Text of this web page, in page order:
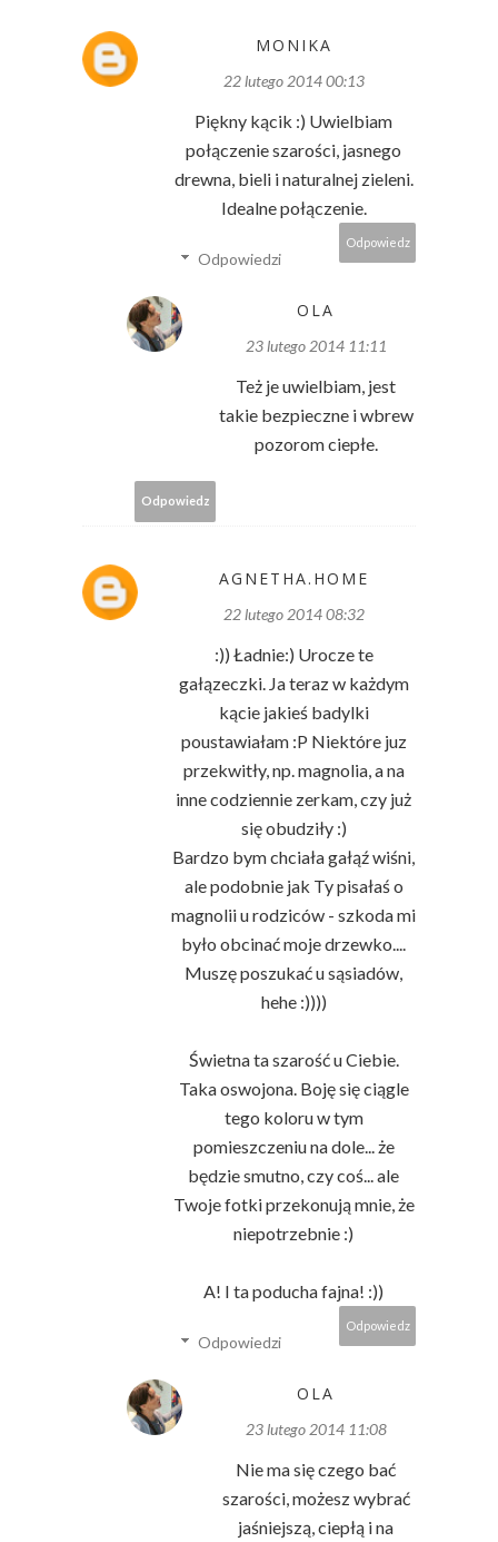
MONIKA
22 lutego 2014 00:13
Piękny kącik :) Uwielbiam
połączenie szarości, jasnego
drewna, bieli i naturalnej zieleni.
Idealne połączenie.
Odpowiedz
Odpowiedzi
OLA
23 lutego 2014 11:11
Też je uwielbiam, jest
takie bezpieczne i wbrew
pozorom ciepłe.
Odpowiedz
AGNETHA.HOME
22 lutego 2014 08:32
:)) Ładnie:) Urocze te
gałązeczki. Ja teraz w każdym
kącie jakieś badylki
poustawiałam :P Niektóre juz
przekwitły, np. magnolia, a na
inne codziennie zerkam, czy już
się obudziły :)
Bardzo bym chciała gałąź wiśni,
ale podobnie jak Ty pisałaś o
magnolii u rodziców - szkoda mi
było obcinać moje drzewko....
Muszę poszukać u sąsiadów,
hehe :))))
Świetna ta szarość u Ciebie.
Taka oswojona. Boję się ciągle
tego koloru w tym
pomieszczeniu na dole... że
będzie smutno, czy coś... ale
Twoje fotki przekonują mnie, że
niepotrzebnie :)
A! I ta poducha fajna! :))
Odpowiedz
Odpowiedzi
OLA
23 lutego 2014 11:08
Nie ma się czego bać
szarości, możesz wybrać
jaśniejszą, ciepłą i na